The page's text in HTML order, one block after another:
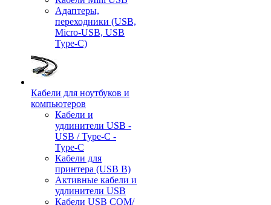
Адаптеры,
переходники (USB,
Micro-USB, USB
Type-C)
Кабели для ноутбуков и
компьютеров
Кабели и
удлинители USB -
USB / Type-C -
Type-C
Кабели для
принтера (USB B)
Активные кабели и
удлинители USB
Кабели USB COM/